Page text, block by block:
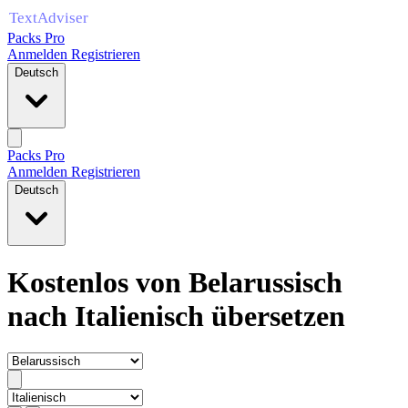
Packs Pro
Anmelden Registrieren
Deutsch
Packs Pro
Anmelden Registrieren
Deutsch
Kostenlos von Belarussisch
nach Italienisch übersetzen